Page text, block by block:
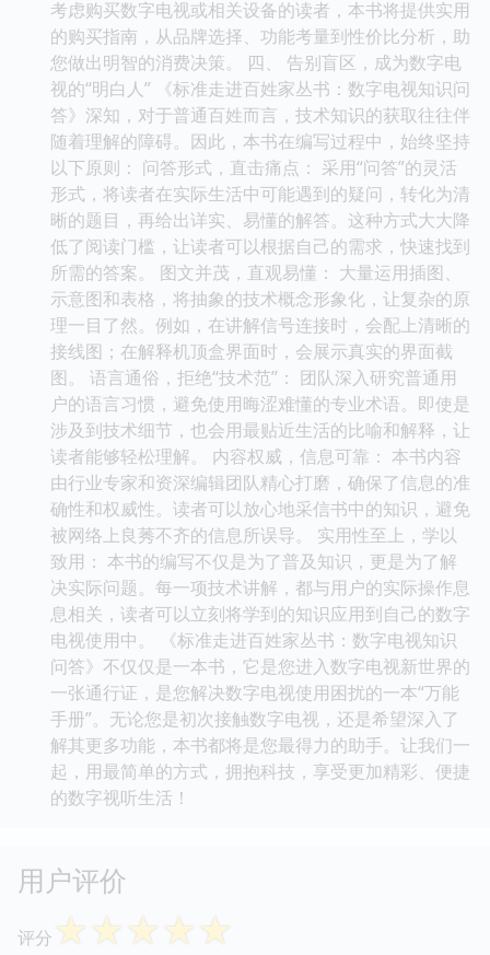
考虑购买数字电视或相关设备的读者，本书将提供实用
的购买指南，从品牌选择、功能考量到性价比分析，助
您做出明智的消费决策。 四、 告别盲区，成为数字电
视的“明白人” 《标准走进百姓家丛书：数字电视知识问
答》深知，对于普通百姓而言，技术知识的获取往往伴
随着理解的障碍。因此，本书在编写过程中，始终坚持
以下原则： 问答形式，直击痛点： 采用“问答”的灵活
形式，将读者在实际生活中可能遇到的疑问，转化为清
晰的题目，再给出详实、易懂的解答。这种方式大大降
低了阅读门槛，让读者可以根据自己的需求，快速找到
所需的答案。 图文并茂，直观易懂： 大量运用插图、
示意图和表格，将抽象的技术概念形象化，让复杂的原
理一目了然。例如，在讲解信号连接时，会配上清晰的
接线图；在解释机顶盒界面时，会展示真实的界面截
图。 语言通俗，拒绝“技术范”： 团队深入研究普通用
户的语言习惯，避免使用晦涩难懂的专业术语。即使是
涉及到技术细节，也会用最贴近生活的比喻和解释，让
读者能够轻松理解。 内容权威，信息可靠： 本书内容
由行业专家和资深编辑团队精心打磨，确保了信息的准
确性和权威性。读者可以放心地采信书中的知识，避免
被网络上良莠不齐的信息所误导。 实用性至上，学以
致用： 本书的编写不仅是为了普及知识，更是为了解
决实际问题。每一项技术讲解，都与用户的实际操作息
息相关，读者可以立刻将学到的知识应用到自己的数字
电视使用中。 《标准走进百姓家丛书：数字电视知识
问答》不仅仅是一本书，它是您进入数字电视新世界的
一张通行证，是您解决数字电视使用困扰的一本“万能
手册”。无论您是初次接触数字电视，还是希望深入了
解其更多功能，本书都将是您最得力的助手。让我们一
起，用最简单的方式，拥抱科技，享受更加精彩、便捷
的数字视听生活！
用户评价
评分 ☆☆☆☆☆